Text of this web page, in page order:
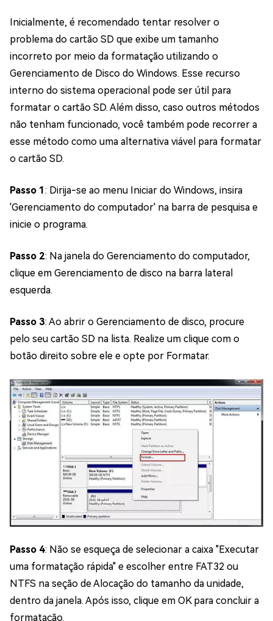
Inicialmente, é recomendado tentar resolver o
problema do cartão SD que exibe um tamanho
incorreto por meio da formatação utilizando o
Gerenciamento de Disco do Windows. Esse recurso
interno do sistema operacional pode ser útil para
formatar o cartão SD. Além disso, caso outros métodos
não tenham funcionado, você também pode recorrer a
esse método como uma alternativa viável para formatar
o cartão SD.
Passo 1: Dirija-se ao menu Iniciar do Windows, insira
'Gerenciamento do computador' na barra de pesquisa e
inicie o programa.
Passo 2: Na janela do Gerenciamento do computador,
clique em Gerenciamento de disco na barra lateral
esquerda.
Passo 3: Ao abrir o Gerenciamento de disco, procure
pelo seu cartão SD na lista. Realize um clique com o
botão direito sobre ele e opte por Formatar.
Passo 4: Não se esqueça de selecionar a caixa "Executar
uma formatação rápida" e escolher entre FAT32 ou
NTFS na seção de Alocação do tamanho da unidade,
dentro da janela. Após isso, clique em OK para concluir a
formatação.